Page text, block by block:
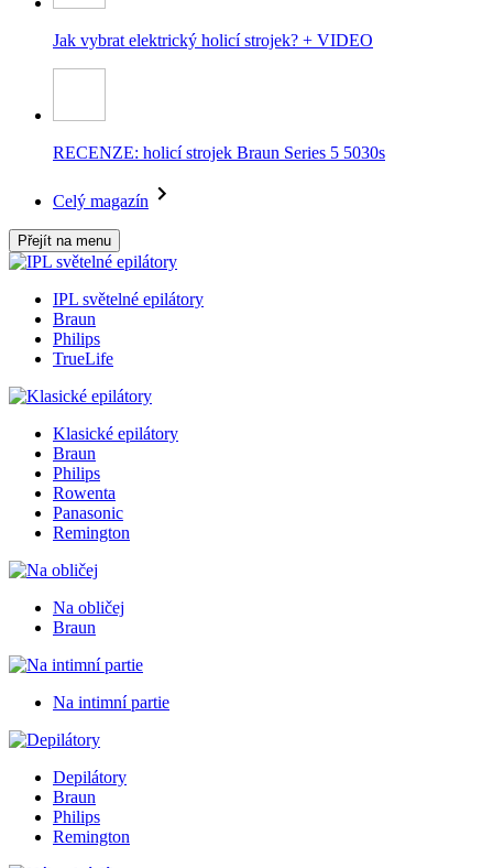
Jak vybrat elektrický holicí strojek? + VIDEO
RECENZE: holicí strojek Braun Series 5 5030s
Celý magazín
Přejít na menu
IPL světelné epilátory
Braun
Philips
TrueLife
Klasické epilátory
Braun
Philips
Rowenta
Panasonic
Remington
Na obličej
Braun
Na intimní partie
Depilátory
Braun
Philips
Remington